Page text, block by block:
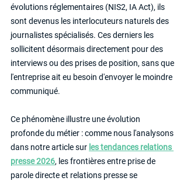
évolutions réglementaires (NIS2, IA Act), ils
sont devenus les interlocuteurs naturels des
journalistes spécialisés. Ces derniers les
sollicitent désormais directement pour des
interviews ou des prises de position, sans que
l'entreprise ait eu besoin d'envoyer le moindre
communiqué.
Ce phénomène illustre une évolution
profonde du métier : comme nous l'analysons
dans notre article sur les tendances relations
presse 2026, les frontières entre prise de
parole directe et relations presse se